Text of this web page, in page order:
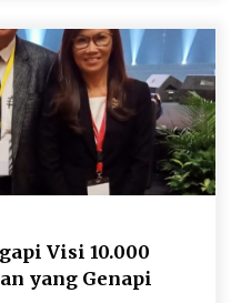
Visi 10.000
yang Genapi